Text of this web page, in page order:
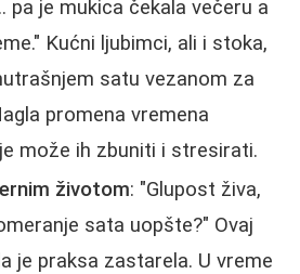
pa je mukica čekala večeru a
Kućni ljubimci, ali i stoka,
satu vezanom za
promena vremena
može ih zbuniti i stresirati.
životom: "Glupost živa,
sata uopšte?" Ovaj
je praksa zastarela. U vreme